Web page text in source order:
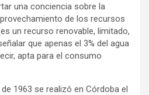
una conciencia sobre la
de los recursos
un recurso renovable, limitado,
que apenas el 3% del agua
apta para el consumo
1963 se realizó en Córdoba el